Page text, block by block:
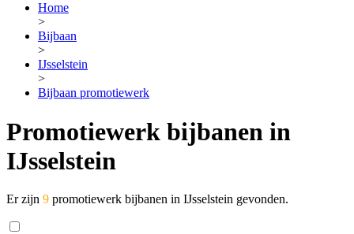
Home
>
Bijbaan
>
IJsselstein
>
Bijbaan promotiewerk
Promotiewerk bijbanen in
IJsselstein
Er zijn 9 promotiewerk bijbanen in IJsselstein gevonden.